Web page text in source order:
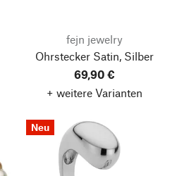
fejn jewelry
Ohrstecker Satin, Silber
69,90 €
+ weitere Varianten
Neu